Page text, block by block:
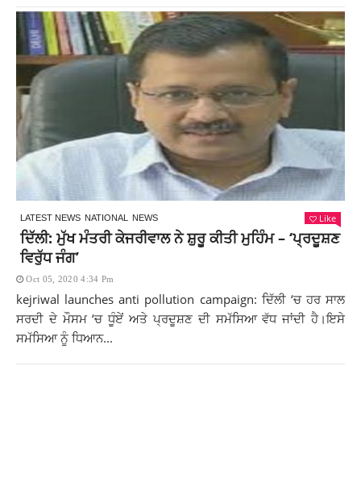
LATEST NEWS NATIONAL NEWS Like
ਦਿੱਲੀ: ਮੁੱਖ ਮੰਤਰੀ ਕੇਜਰੀਵਾਲ ਨੇ ਸ਼ੁਰੂ ਕੀਤੀ ਮੁਹਿੰਮ – ‘ਪ੍ਰਦੂਸ਼ਣ
ਵਿਰੁੱਧ ਜੰਗ’
Oct 05, 2020 4:34 Pm
kejriwal launches anti pollution campaign: ਦਿੱਲੀ ‘ਚ ਹਰ ਸਾਲ
ਸਰਦੀ ਦੇ ਮੌਸਮ ‘ਚ ਧੂੰਏਂ ਅਤੇ ਪ੍ਰਦੂਸ਼ਣ ਦੀ ਸਮੱਸਿਆ ਵੱਧ ਜਾਂਦੀ ਹੈ।ਇਸੇ
ਸਮੱਸਿਆ ਨੂੰ ਧਿਆਨ...